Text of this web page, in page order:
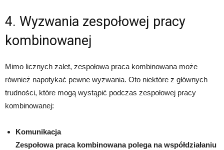
4. Wyzwania zespołowej pracy
kombinowanej
Mimo licznych zalet, zespołowa praca kombinowana może
również napotykać pewne wyzwania. Oto niektóre z głównych
trudności, które mogą wystąpić podczas zespołowej pracy
kombinowanej:
Komunikacja
Zespołowa praca kombinowana polega na współdziałaniu